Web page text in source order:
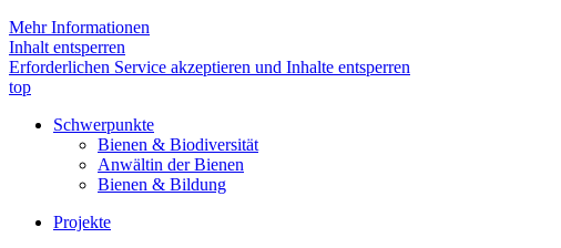
Mehr Informationen
Inhalt entsperren
Erforderlichen Service akzeptieren und Inhalte entsperren
top
Schwerpunkte
Bienen & Biodiversität
Anwältin der Bienen
Bienen & Bildung
Projekte